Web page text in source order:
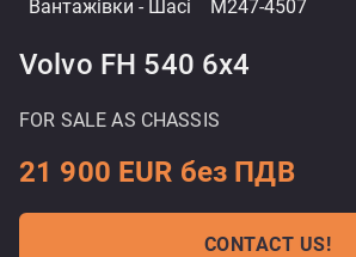
Вантажівки - Шасі M247-4507
Volvo FH 540 6x4
FOR SALE AS CHASSIS
21 900 EUR без ПДВ
CONTACT US!